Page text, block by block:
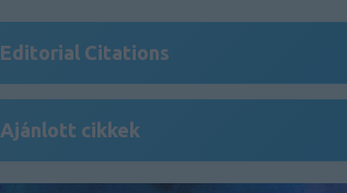
Editorial Citations
Ajánlott cikkek